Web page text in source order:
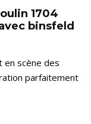
1704
binsfeld
en scène des
parfaitement